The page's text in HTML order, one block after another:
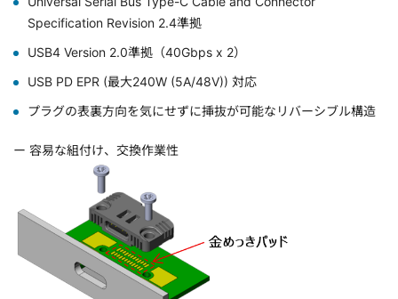
Specification Revision 2.4準拠
USB4 Version 2.0準拠（40Gbps x 2）
USB PD EPR (最大240W (5A/48V)) 対応
プラグの表裏方向を気にせずに挿抜が可能なリバーシブル構造
ー 容易な組付け、交換作業性